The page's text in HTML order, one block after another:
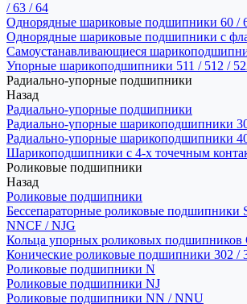
/ 63 / 64
Однорядные шариковые подшипники 60 /
Однорядные шариковые подшипники с
Самоустанавливающиеся
Упорные шарикоподшипники 511 / 512 /
Радиально-упорные подшипники
Назад
Радиально-упорные подшипники
Радиально-упорные шарикоподшипники
Радиально-упорные шарикоподшипники
Шарикоподшипники с 4-х точечным
Роликовые подшипники
Назад
Роликовые подшипники
Бессепараторные роликовые подшипники
NNCF / NJG
Кольца упорных роликовых подшипников
Конические роликовые подшипники 302 /
Роликовые подшипники N
Роликовые подшипники NJ
Роликовые подшипники NN / NNU